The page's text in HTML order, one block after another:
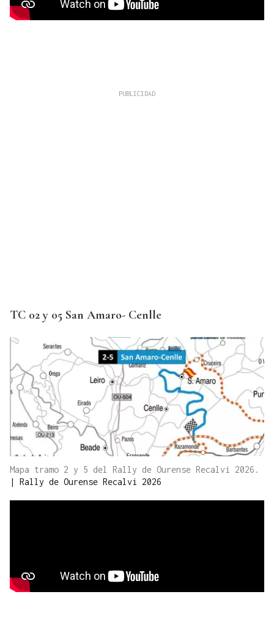
TC 02 y 05 San Amaro- Cenlle
Mapa tramo 2 y 5 del Rally de Ourense Recalvi 2026.
| Rally de Ourense Recalvi 2026